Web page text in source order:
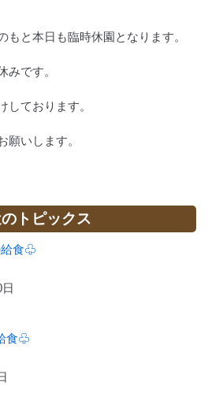
もと本日も臨時休園となります。
みです。
しております。
願いします。
トピックス
食♧
食♧